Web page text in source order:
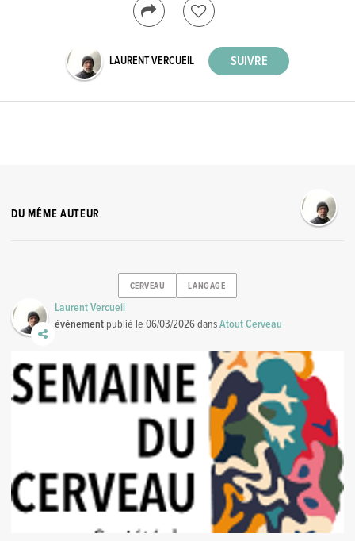
LAURENT VERCUEIL
DU MÊME AUTEUR
CERVEAU LANGAGE
Laurent Vercueil
événement publié le06/03/2026dansAtout Cerveau